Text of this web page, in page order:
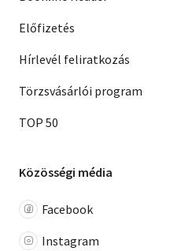
Előfizetés
Hírlevél feliratkozás
Törzsvásárlói program
TOP 50
Közösségi média
Facebook
Instagram